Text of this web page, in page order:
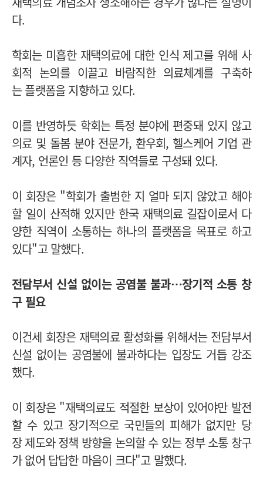
다.
학회는 미흡한 재택의료에 대한 인식 제고를 위해 사
회적 논의를 이끌고 바람직한 의료체계를 구축하
는 플랫폼을 지향하고 있다.
이를 반영하듯 학회는 특정 분야에 편중돼 있지 않고
의료 및 돌봄 분야 전문가, 환우회, 헬스케어 기업 관
계자, 언론인 등 다양한 직역들로 구성돼 있다.
이 회장은 "학회가 출범한 지 얼마 되지 않았고 해야
할 일이 산적해 있지만 한국 재택의료 길잡이로서 다
양한 직역이 소통하는 하나의 플랫폼을 목표로 하고
있다"고 말했다.
전담부서 신설 없이는 공염불 불과…장기적 소통 창
구 필요
이건세 회장은 재택의료 활성화를 위해서는 전담부서
신설 없이는 공염불에 불과하다는 입장도 거듭 강조
했다.
이 회장은 "재택의료도 적절한 보상이 있어야만 발전
할 수 있고 장기적으로 국민들의 피해가 없지만 당
장 제도와 정책 방향을 논의할 수 있는 정부 소통 창구
가 없어 답답한 마음이 크다"고 말했다.